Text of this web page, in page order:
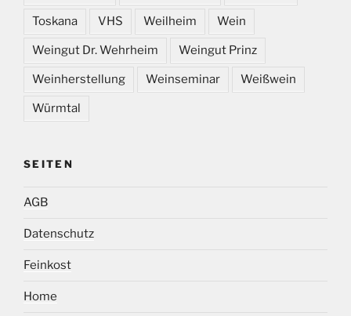
Toskana VHS Weilheim Wein
Weingut Dr. Wehrheim Weingut Prinz
Weinherstellung Weinseminar Weißwein
Würmtal
SEITEN
AGB
Datenschutz
Feinkost
Home